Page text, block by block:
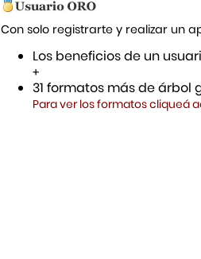
Con solo registrarte y realizar un
Los beneficios de un
+
31 formatos más de árbol
Para ver los formatos cliqueá